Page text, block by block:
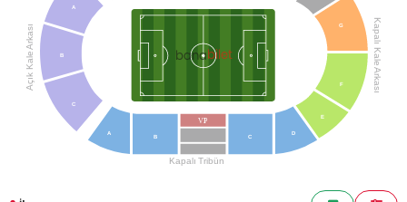
Açık Kale
Arkası Kapalı Kale
Arkası
Kapalı Tribün
VIP
A
B C
D
E
F
A
B
C
G
banabilet